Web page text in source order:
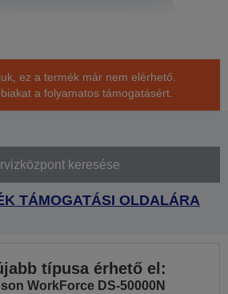
ez a termék már nem elérhető.
a folyamatos támogatásért.
keresése
TÁMOGATÁSI OLDALÁRA
típusa érhető el:
WorkForce DS-50000N